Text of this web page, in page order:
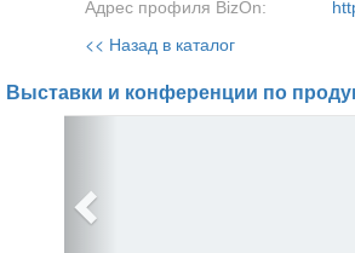
Адрес профиля BizOn:
<< Назад в каталог
Выставки и конференции по